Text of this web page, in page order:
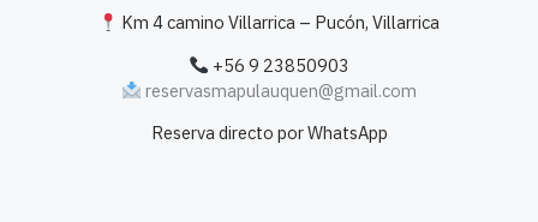
Km 4 camino Villarrica – Pucón, Villarrica
+56 9 23850903
reservasmapulauquen@gmail.com
Reserva directo por WhatsApp